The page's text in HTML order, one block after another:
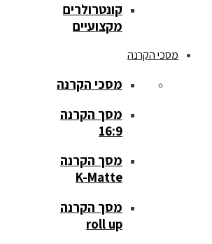
קונטרולרים
מקצועיים
מסכי הקרנה
מסכי הקרנה
מסך הקרנה
16:9
מסך הקרנה
K-Matte
מסך הקרנה
roll up